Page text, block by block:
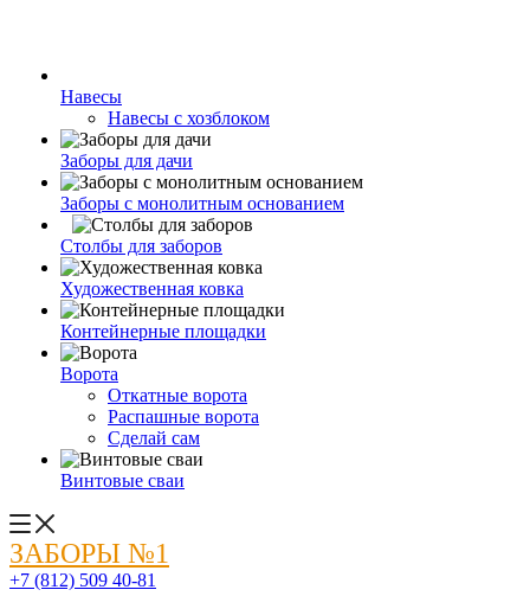
Навесы
Навесы с хозблоком
Заборы для дачи
Заборы с монолитным основанием
Столбы для заборов
Художественная ковка
Контейнерные площадки
Ворота
Откатные ворота
Распашные ворота
Сделай сам
Винтовые сваи
ЗАБОРЫ №1
+7 (812) 509 40-81